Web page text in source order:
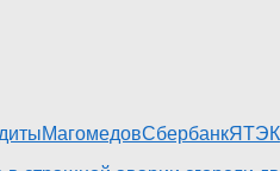
МагомедовСбербанкЯТЭК